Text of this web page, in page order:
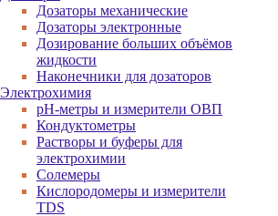
Дозаторы механические
Дозаторы электронные
Дозирование больших объёмов
жидкости
Наконечники для дозаторов
Электрохимия
pH-метры и измерители ОВП
Кондуктометры
Растворы и буферы для
электрохимии
Солемеры
Кислородомеры и измерители
TDS